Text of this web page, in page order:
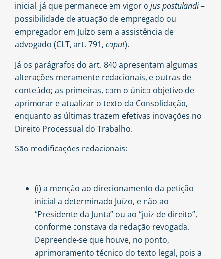
inicial, já que permanece em vigor o jus postulandi–
possibilidade de atuação de empregado ou
empregador em Juízo sem a assistência de
advogado (CLT, art. 791, caput).
Já os parágrafos do art. 840 apresentam algumas
alterações meramente redacionais, e outras de
conteúdo; as primeiras, com o único objetivo de
aprimorar e atualizar o texto da Consolidação,
enquanto as últimas trazem efetivas inovações no
Direito Processual do Trabalho.
São modificações redacionais:
(i) a menção ao direcionamento da petição
inicial a determinado Juízo, e não ao
“Presidente da Junta” ou ao “juiz de direito”,
conforme constava da redação revogada.
Depreende-se que houve, no ponto,
aprimoramento técnico do texto legal, pois a